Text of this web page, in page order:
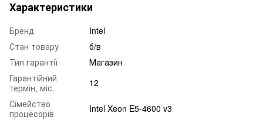
Характеристики
Бренд
Intel
Стан товару
б/в
Тип гарантії
Магазин
Гарантійний
термін, міс.
12
Сімейство
процесорів
Intel Xeon E5-4600 v3